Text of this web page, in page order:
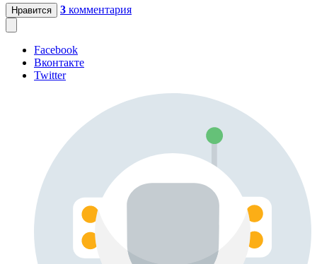
Нравится 3 комментария
Facebook
Вконтакте
Twitter